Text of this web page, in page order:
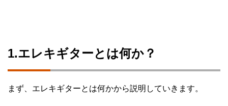
1.エレキギターとは何か？
まず、エレキギターとは何かから説明していきます。